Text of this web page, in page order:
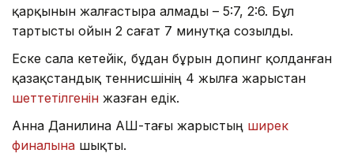
қарқынын жалғастыра алмады – 5:7, 2:6. Бұл
тартысты ойын 2 сағат 7 минутқа созылды.
Еске сала кетейік, бұдан бұрын допинг қолданған
қазақстандық теннисшінің 4 жылға жарыстан
шеттетілгенін жазған едік.
Анна Данилина АҚШ-тағы жарыстың ширек
финалына шықты.